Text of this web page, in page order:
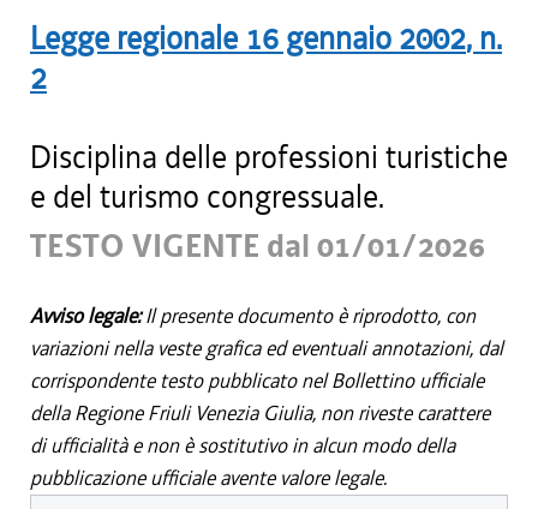
Legge regionale 16 gennaio 2002, n.
2
Disciplina delle professioni turistiche
e del turismo congressuale.
TESTO VIGENTE dal 01/01/2026
Avviso legale:Il presente documento è riprodotto, con
variazioni nella veste grafica ed eventuali annotazioni, dal
corrispondente testo pubblicato nel Bollettino ufficiale
della Regione Friuli Venezia Giulia, non riveste carattere
di ufficialità e non è sostitutivo in alcun modo della
pubblicazione ufficiale avente valore legale.